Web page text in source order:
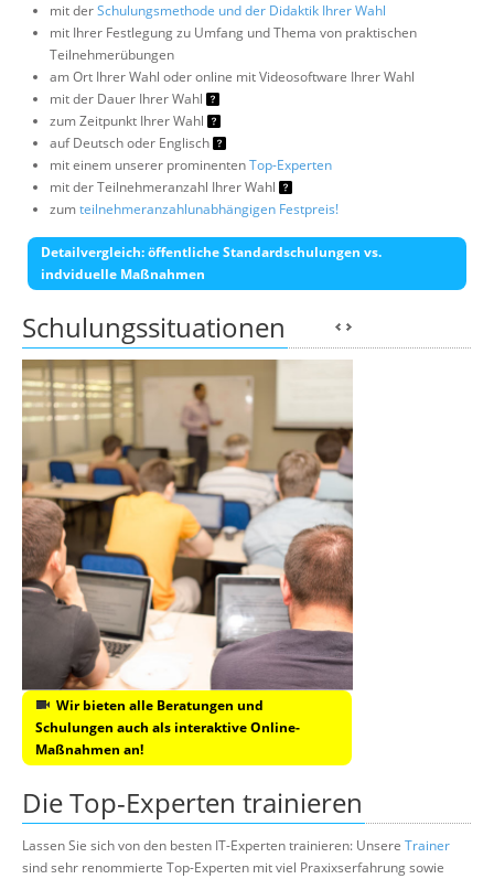
mit derSchulungsmethode und der Didaktik Ihrer Wahl
mit Ihrer Festlegung zu Umfang und Thema von praktischen
Teilnehmerübungen
am Ort Ihrer Wahl oder online mit Videosoftware Ihrer Wahl
mit der Dauer Ihrer Wahl
zum Zeitpunkt Ihrer Wahl
auf Deutsch oder Englisch
mit einem unserer prominentenTop-Experten
mit der Teilnehmeranzahl Ihrer Wahl
zumteilnehmeranzahlunabhängigen Festpreis!
Detailvergleich: öffentliche Standardschulungen vs.
indviduelle Maßnahmen
Schulungssituationen
Wir bieten alle Beratungen und
Schulungen auch als interaktive Online-
Maßnahmen an!
Die Top-Experten trainieren
Lassen Sie sich von den besten IT-Experten trainieren: Unsere Trainer
sind sehr renommierte Top-Experten mit viel Praxixserfahrung sowie